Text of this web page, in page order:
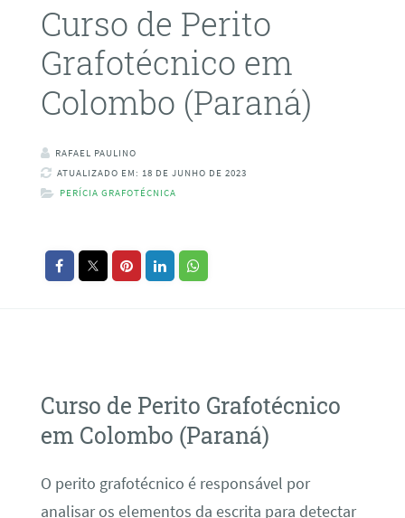
Curso de Perito
Grafotécnico em
Colombo (Paraná)
RAFAEL PAULINO
ATUALIZADO EM: 18 DE JUNHO DE 2023
PERÍCIA GRAFOTÉCNICA
Curso de Perito Grafotécnico
em Colombo (Paraná)
O perito grafotécnico é responsável por
analisar os elementos da escrita para detectar